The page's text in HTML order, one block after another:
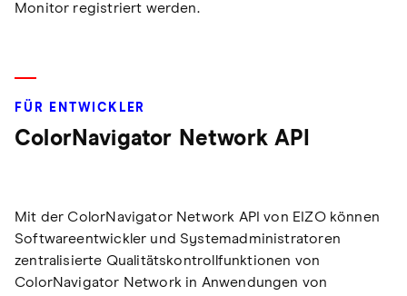
Monitor registriert werden.
FÜR ENTWICKLER
ColorNavigator Network API
Mit der ColorNavigator Network API von EIZO können
Softwareentwickler und Systemadministratoren
zentralisierte Qualitätskontrollfunktionen von
ColorNavigator Network in Anwendungen von